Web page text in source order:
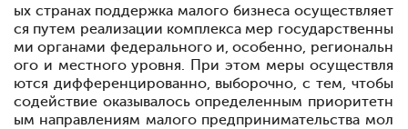
ых странах поддержка малого бизнеса осуществляет
ся путем реализации комплекса мер государственны
ми органами федерального и, особенно, региональн
ого и местного уровня. При этом меры осуществля
ются дифференцированно, выборочно, с тем, чтобы
содействие оказывалось определенным приоритетн
ым направлениям малого предпринимательства мол